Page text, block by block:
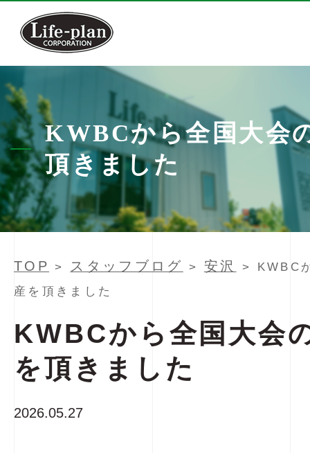
KWBCから全国大会
頂きました
TOP > スタッフブログ > 安沢
> KWBC
産を頂きました
KWBCから全国大会
を頂きました
2026.05.27